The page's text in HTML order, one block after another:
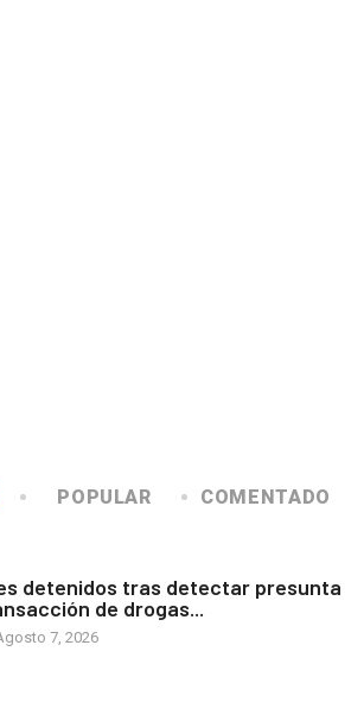
POPULAR COMENTADO
detenidos tras detectar presunta
de drogas...
7, 2026